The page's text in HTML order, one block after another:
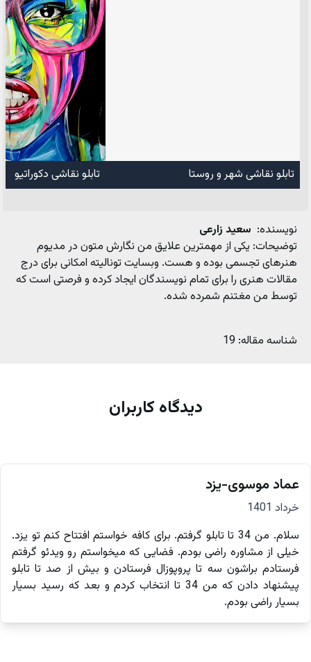
تابلو نقاشی شهر و روستا تابلو نقاشی دکوراتیو
نویسنده: سعید زارعی
توضیحات: یکی از مهمترین علایق من نگارش متون در مدیوم
هنرهای تجسمی بوده و هست. وبسایت تونالیته امکانی برای درج
مقالات هنری را برای تمام نویسندگان ایجاد کرده و فرصتی است که
توسط من مغتنم شمرده شده.
شناسه مقاله: 19
دیدگاه کاربران
عماد موسوی-یزد
خرداد 1401
سلام. من 34 تا تابلو گرفتم. برای کافه خواستم افتتاح کنم تو یزد.
خیلی از مشاوره راضی بودم. فضایی که میخواستم رو ویدئو گرفتم
فرستادم براشون سه تا پروپوزال فرستادن و بیش از صد تا تابلو
پیشنهاد دادن که من 34 تا انتخاب کردم و بعد که رسید بسیار
بسیار راضی بودم.